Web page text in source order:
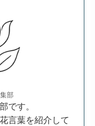
部
です。
言葉を紹介して